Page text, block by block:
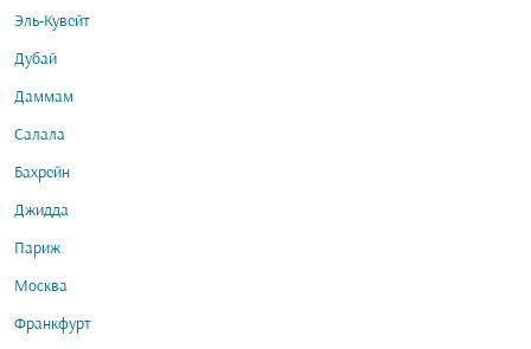
Эль-Кувейт
Дубай
Даммам
Салала
Бахрейн
Джидда
Париж
Москва
Франкфурт